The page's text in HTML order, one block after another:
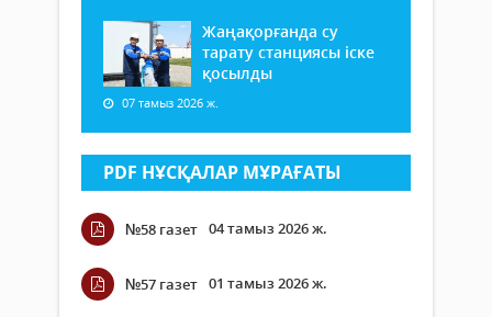
Жаңақорғанда су
тарату станциясы іске
қосылды
07 тамыз 2026 ж.
PDF НҰСҚАЛАР МҰРАҒАТЫ
№58 газет 04 тамыз 2026 ж.
№57 газет 01 тамыз 2026 ж.